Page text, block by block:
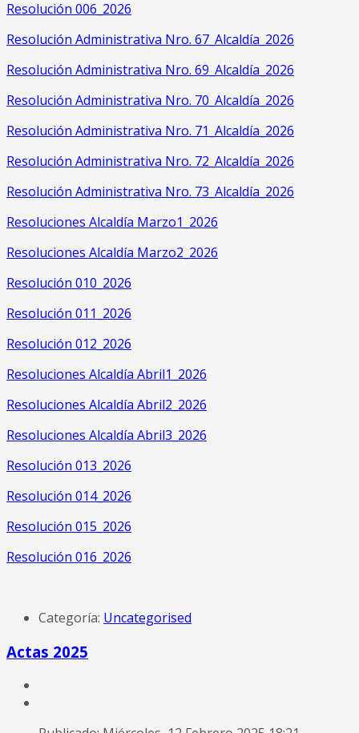
Resolución 006_2026
Resolución Administrativa Nro. 67_Alcaldía_2026
Resolución Administrativa Nro. 69_Alcaldía_2026
Resolución Administrativa Nro. 70_Alcaldía_2026
Resolución Administrativa Nro. 71_Alcaldía_2026
Resolución Administrativa Nro. 72_Alcaldía_2026
Resolución Administrativa Nro. 73_Alcaldía_2026
Resoluciones Alcaldía Marzo1_2026
Resoluciones Alcaldía Marzo2_2026
Resolución 010_2026
Resolución 011_2026
Resolución 012_2026
Resoluciones Alcaldía Abril1_2026
Resoluciones Alcaldía Abril2_2026
Resoluciones Alcaldía Abril3_2026
Resolución 013_2026
Resolución 014_2026
Resolución 015_2026
Resolución 016_2026
Categoría: Uncategorised
Actas 2025